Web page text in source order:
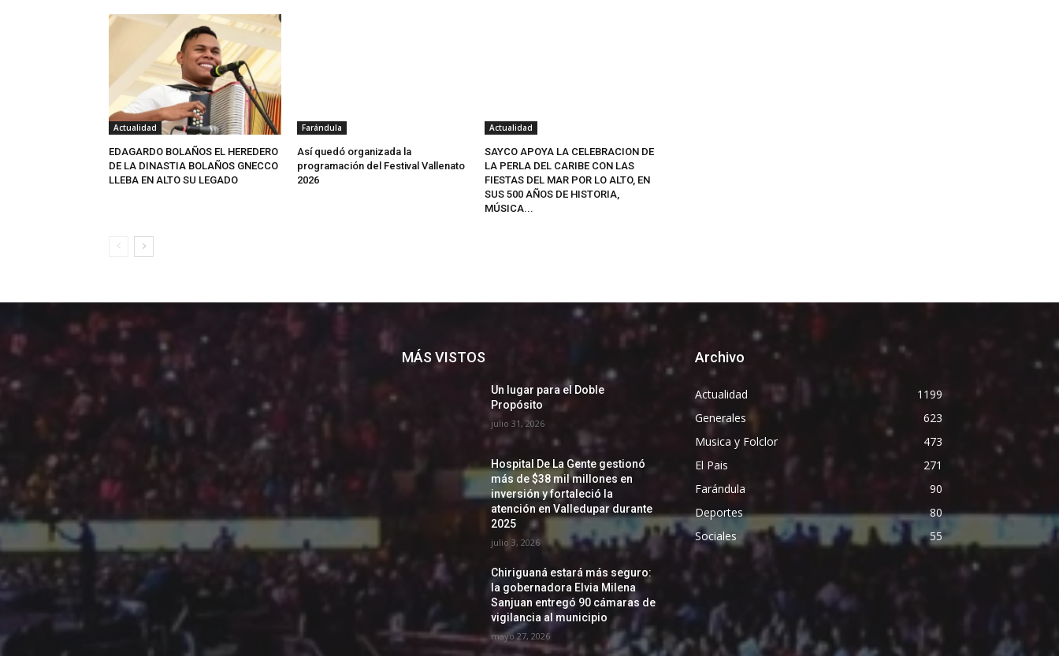
Actualidad
EDAGARDO BOLAÑOS EL HEREDERO
DE LA DINASTIA BOLAÑOS GNECCO
LLEBA EN ALTO SU LEGADO
Farándula
Así quedó organizada la
programación del Festival Vallenato
2026
Actualidad
SAYCO APOYA LA CELEBRACION DE
LA PERLA DEL CARIBE CON LAS
FIESTAS DEL MAR POR LO ALTO, EN
SUS 500 AÑOS DE HISTORIA,
MÚSICA...
MÁS VISTOS
Un lugar para el Doble
Propósito
julio 31, 2026
Hospital De La Gente gestionó
más de $38 mil millones en
inversión y fortaleció la
atención en Valledupar durante
2025
julio 3, 2026
Chiriguaná estará más seguro:
la gobernadora Elvia Milena
Sanjuan entregó 90 cámaras de
vigilancia al municipio
mayo 27, 2026
Archivo
Actualidad
1199
Generales
623
Musica y Folclor
473
El Pais
271
Farándula
90
Deportes
80
Sociales
55